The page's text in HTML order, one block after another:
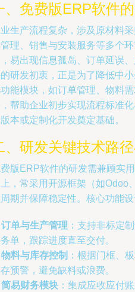
、免费版ERP软件
生产流程复杂，涉及原材料
理、销售与安装服务等多个
易出现信息孤岛、订单延误
研发初衷，正是为了降低中
能模块，如订单管理、物料
帮助企业初步实现流程标准
本或定制化开发奠定基础。
、研发关键技术路
版ERP软件的研发需兼顾实
，常采用开源框架（如Odoo
期并保障稳定性。核心功能设
订单与生产管理 ：支持非标定
单，跟踪进度直至交付。
物料与库存控制 ：根据门框、
预警，避免缺料或浪费。
简易财务模块 ：集成应收应付